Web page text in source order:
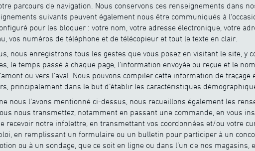
parcours de navigation. Nous conservons ces renseignements dans
suivants peuvent également nous être communiqués à
pour les bloquer : votre nom, votre adresse électronique, votre
vos numéros de téléphone et de télécopieur et tout le texte en clair.
nous enregistrons tous les gestes que vous posez en visitant le site, y
le temps passé à chaque page, l’information envoyée ou reçue et le
ou vers l’aval. Nous pouvons compiler cette information de
principalement dans le but d’établir les caractéristiques
nous l’avons mentionné ci-dessus, nous recueillons également les
nous transmettez, notamment en passant une commande, en vous
recevoir notre infolettre, en transmettant vos coordonnées et/ou votre
en remplissant un formulaire ou un bulletin pour participer à un
ou à un sondage, que ce soit en ligne ou dans l’un de nos magasins,